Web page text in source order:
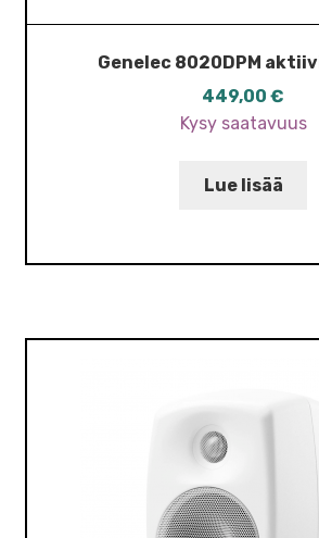
Genelec 8020DPM
449,00 €
Kysy saatavuus
Lue lisää